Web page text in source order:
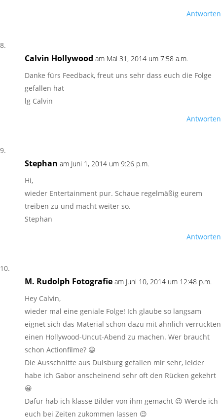
Antworten
Calvin Hollywood am Mai 31, 2014 um 7:58 a.m.
Danke fürs Feedback, freut uns sehr dass euch die Folge
gefallen hat
lg Calvin
Antworten
Stephan am Juni 1, 2014 um 9:26 p.m.
Hi,
wieder Entertainment pur. Schaue regelmäßig eurem
treiben zu und macht weiter so.
Stephan
Antworten
M. Rudolph Fotografie am Juni 10, 2014 um 12:48 p.m.
Hey Calvin,
wieder mal eine geniale Folge! Ich glaube so langsam
eignet sich das Material schon dazu mit ähnlich verrückten
einen Hollywood-Uncut-Abend zu machen. Wer braucht
schon Actionfilme? 😀
Die Ausschnitte aus Duisburg gefallen mir sehr, leider
habe ich Gabor anscheinend sehr oft den Rücken gekehrt
😀
Dafür hab ich klasse Bilder von ihm gemacht 😉 Werde ich
euch bei Zeiten zukommen lassen 😉